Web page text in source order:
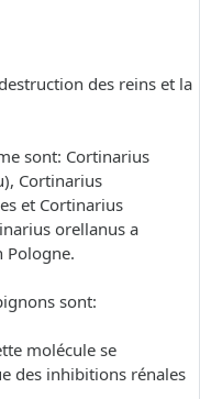
des reins et la
sont: Cortinarius
Cortinarius
et Cortinarius
orellanus a
Pologne.
sont:
molécule se
des inhibitions rénales